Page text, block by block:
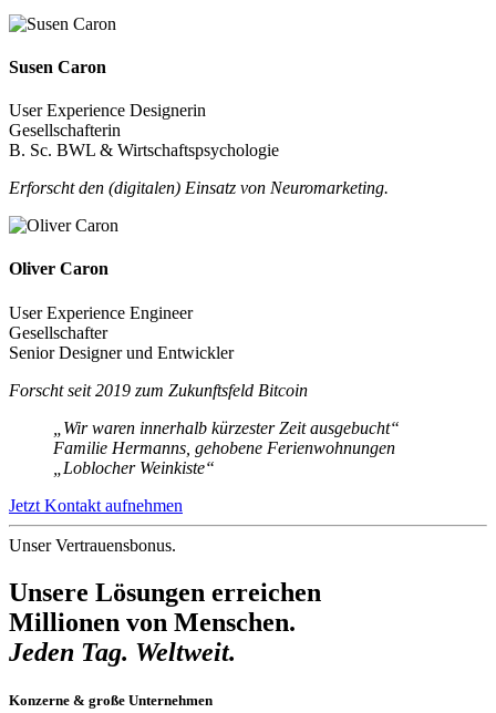
Susen Caron
User Experience Designerin
Gesellschafterin
B. Sc. BWL & Wirtschaftspsychologie
Erforscht den (digitalen) Einsatz von Neuromarketing.
Oliver Caron
User Experience Engineer
Gesellschafter
Senior Designer und Entwickler
Forscht seit 2019 zum Zukunftsfeld Bitcoin
„Wir waren innerhalb kürzester Zeit ausgebucht“
Familie Hermanns, gehobene Ferienwohnungen
„Loblocher Weinkiste“
Jetzt Kontakt aufnehmen
Unser Vertrauensbonus.
Unsere Lösungen erreichen
Millionen von Menschen.
Jeden Tag. Weltweit.
Konzerne & große Unternehmen